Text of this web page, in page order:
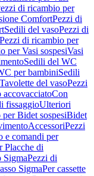
di ricambio per
ComfortPezzi di
Sedili del vasoPezzi di
Pezzi di ricambio per
per Vasi sospesiVasi
Sedili del WC
per bambiniSedili
Tavolette del vasoPezzi
accovacciatoCon
fissaggioUlteriori
Bidet sospesiBidet
AccessoriPezzi
e comandi per
Placche di
SigmaPezzi di
SigmaPer cassette